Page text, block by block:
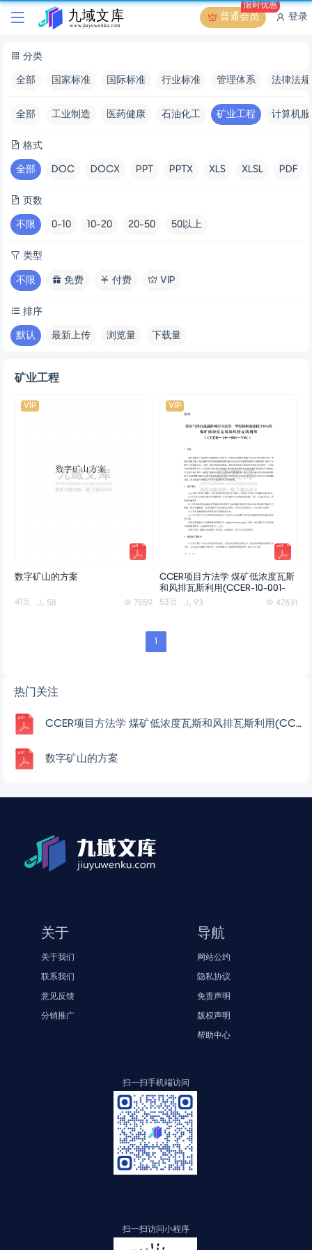
普通会员
限时优惠
登录
分类
全部 国家标准 国际标准 行业标准 管理体系 法律法规
全部 工业制造 医药健康 石油化工 矿业工程 计算机
格式
全部 DOC DOCX PPT PPTX XLS XLSL PDF
页数
不限 0-10 10-20 20-50 50以上
类型
不限 免费 付费 VIP
排序
默认 最新上传 浏览量 下载量
矿业工程
VIP
数字矿山的方案
41页 58 7559
VIP
CCER项目方法学 煤矿低浓度瓦斯
和风排瓦斯利用(CCER-10-001-
V01)
53页 93 47631
1
热门关注
CCER项目方法学 煤矿低浓度瓦斯和风排瓦斯利用(CCER-10-001-V01)
数字矿山的方案
关于
关于我们
联系我们
意见反馈
分销推广
导航
网站公约
隐私协议
免责声明
版权声明
帮助中心
扫一扫手机端访问
扫一扫访问小程序